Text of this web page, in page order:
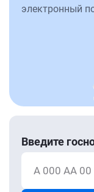
электронный
Введите
А 000 АА 00